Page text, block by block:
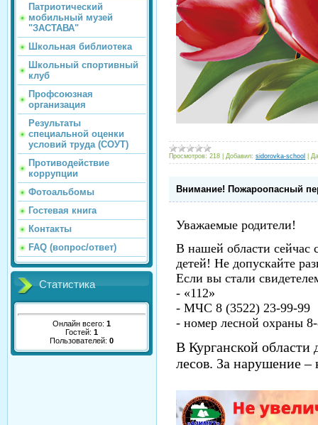
Патриотический
мобильный музей
"ЗАСТАВА"
Школьная библиотека
Школьный спортивный
клуб
Профсоюзная
организация
Результаты
специальной оценки
условий труда (СОУТ)
Противодействие
коррупции
Фотоальбомы
Гостевая книга
Контакты
FAQ (вопрос/ответ)
Статистика
Онлайн всего: 1
Гостей: 1
Пользователей: 0
Просмотров: 218 Добавил: sidorovka-school
Внимание! Пожароопасный
Уважаемые родители!
В нашей области сейчас
детей! Не допускайте
Если вы стали
- «112»
- МЧС 8 (3522) 23-99-99
- номер лесной охраны
В Курганской
лесов. За нарушение